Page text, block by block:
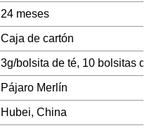
24 meses
Caja de cartón
3g/bolsita de té, 10 bolsitas
Pájaro Merlín
Hubei, China